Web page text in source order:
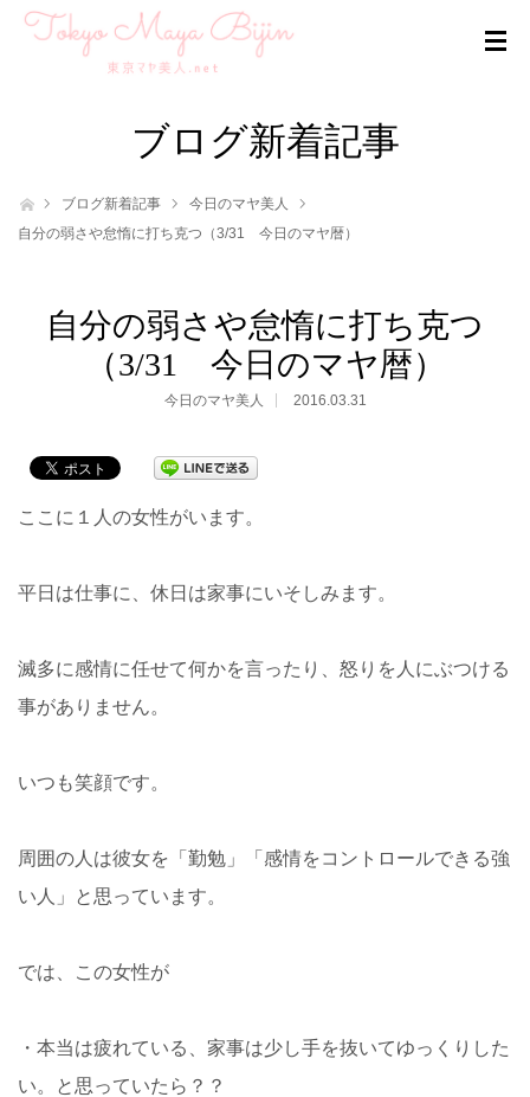
ブログ新着記事
ホームブログ新着記事
今日のマヤ美人
自分の弱さや怠惰に打ち克つ（3/31 今日のマヤ暦）
自分の弱さや怠惰に打ち克つ
（3/31 今日のマヤ暦）
今日のマヤ美人 2016.03.31
ここに１人の女性がいます。
平日は仕事に、休日は家事にいそしみます。
滅多に感情に任せて何かを言ったり、怒りを人にぶつける
事がありません。
いつも笑顔です。
周囲の人は彼女を「勤勉」「感情をコントロールできる強
い人」と思っています。
では、この女性が
・本当は疲れている、家事は少し手を抜いてゆっくりした
い。と思っていたら？？